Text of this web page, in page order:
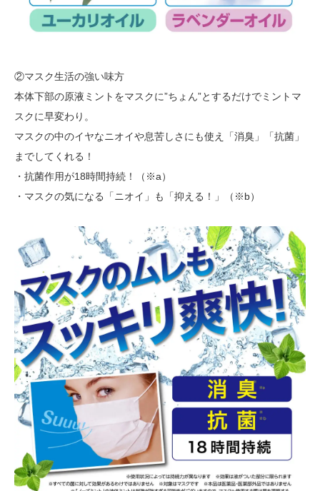
②マスク生活の強い味方
本体下部の原液ミントをマスクに”ちょん”とするだけでミントマ
スクに早変わり。
マスクの中のイヤなニオイや息苦しさにも使え「消臭」「抗菌」
までしてくれる！
・抗菌作⽤が18時間持続！（※a）
・マスクの気になる「ニオイ」も「抑える！」（※b）